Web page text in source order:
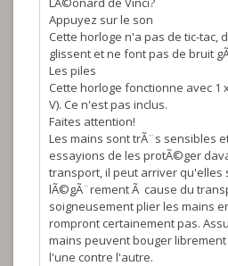
Appuyez sur le son
Cette horloge n'a pas de tic-tac,
glissent et ne font pas de bruit
Les piles
Cette horloge fonctionne avec 1
V). Ce n'est pas inclus.
Faites attention!
Les mains sont trÃ¨s sensibles
essayions de les protÃ©ger
transport, il peut arriver qu'elles
lÃ©gÃ¨rement Ã cause du
soigneusement plier les mains
rompront certainement pas.
mains peuvent bouger
l'une contre l'autre.